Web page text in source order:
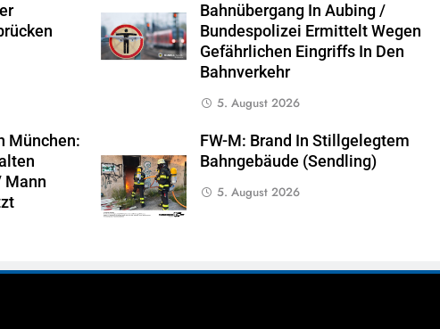
Bahnübergang In Aubing /
Bundespolizei Ermittelt Wegen
Gefährlichen Eingriffs In Den
Bahnverkehr
5. August 2026
München:
Mann
FW-M: Brand In Stillgelegtem
Bahngebäude (Sendling)
5. August 2026